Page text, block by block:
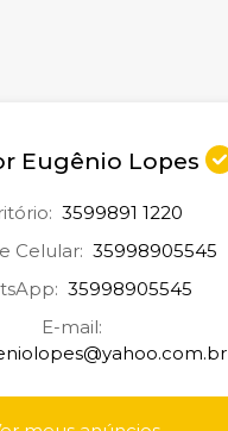
Eugênio Lopes
3599891 1220
Celular: 35998905545
35998905545
E-mail: